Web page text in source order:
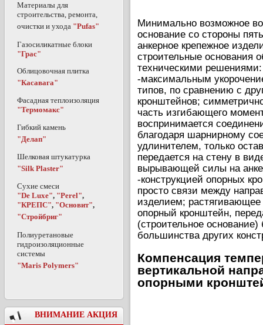
Материалы для
строительства, ремонта,
очистки и ухода "Pufas"
Газосиликатные блоки
"Грас"
Облицовочная плитка
"Касавага"
Фасадная теплоизоляция
"Термомакс"
Гибкий камень
"Делап"
Шелковая штукатурка
"Silk Plaster"
Сухие смеси
"De Luxe", "Perel",
"КРЕПС", "Основит",
"Стройбриг"
Полиуретановые
гидроизоляционные
системы
"Maris Polymers"
ВНИМАНИЕ АКЦИЯ
Минимально возможное
основание со стороны
анкерное крепежное
строительные основания
техническими решениями:
-максимальным
типов, по сравнению с
кронштейнов;
часть изгибающего
воспринимается
благодаря шарнирному
удлинителем, только
передается на стену в
вырывающей силы на
-конструкцией опорных
просто связи между
изделием;
опорный кронштейн,
(строительное
большинства других
Компенсация
вертикальной
опорными